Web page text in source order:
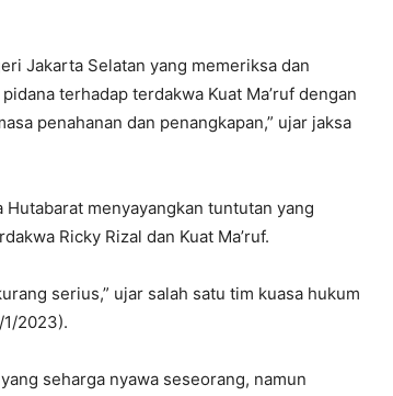
Jakarta Selatan yang memeriksa dan
terhadap terdakwa Kuat Ma’ruf dengan
penahanan dan penangkapan,” ujar jaksa
menyayangkan tuntutan yang
Ricky Rizal dan Kuat Ma’ruf.
serius,” ujar salah satu tim kuasa hukum
2023).
seharga nyawa seseorang, namun